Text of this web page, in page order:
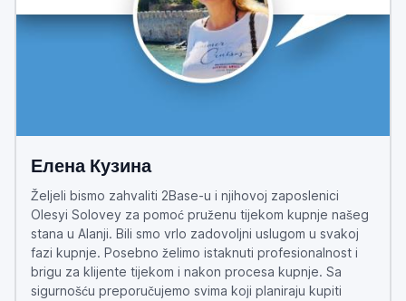
Елена Кузина
Željeli bismo zahvaliti 2Base-u i njihovoj zaposlenici
Olesyi Solovey za pomoć pruženu tijekom kupnje našeg
stana u Alanji. Bili smo vrlo zadovoljni uslugom u svakoj
fazi kupnje. Posebno želimo istaknuti profesionalnost i
brigu za klijente tijekom i nakon procesa kupnje. Sa
sigurnošću preporučujemo svima koji planiraju kupiti